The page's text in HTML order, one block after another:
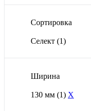
Сортировка
Селект (1)
Ширина
130 мм (1) X